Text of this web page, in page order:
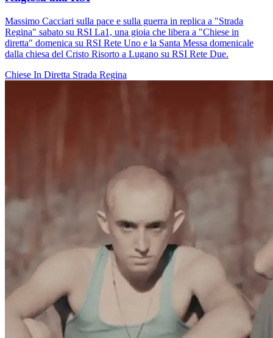
Massimo Cacciari sulla pace e sulla guerra in replica a "Strada
Regina" sabato su RSI La1, una gioia che libera a "Chiese in
diretta" domenica su RSI Rete Uno e la Santa Messa domenicale
dalla chiesa del Cristo Risorto a Lugano su RSI Rete Due.
Chiese In Diretta Strada Regina